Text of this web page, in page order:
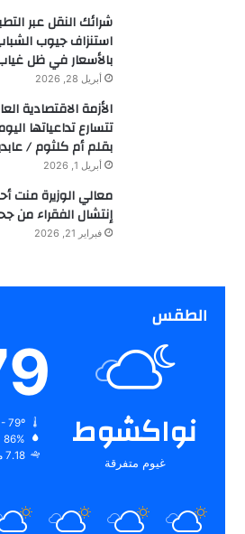
شرائك النقل عبر
استنزاف جيوب
بالأسعار في ظل غياب
أبريل 28, 2026
الأزمة الاقتصادية
تتسارع تداعياتها
بقلم أم كلثوم /
أبريل 1, 2026
معالي الوزيرة منت
إنتشال الفقراء من
فبراير 21, 2026
الطقس
نواكشوط
غيوم متفرقة
86%
7.18 ميل/ساعة